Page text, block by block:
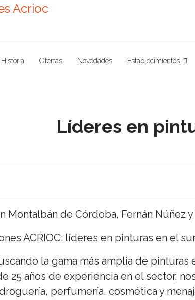
Historia Ofertas Novedades Establecimientos
Líderes en
Montalbán de Córdoba, Fernán Núñez
ACRIOC: líderes en pinturas en el
la gama más amplia de
25 años de experiencia en el sector,
perfumería, cosmética y